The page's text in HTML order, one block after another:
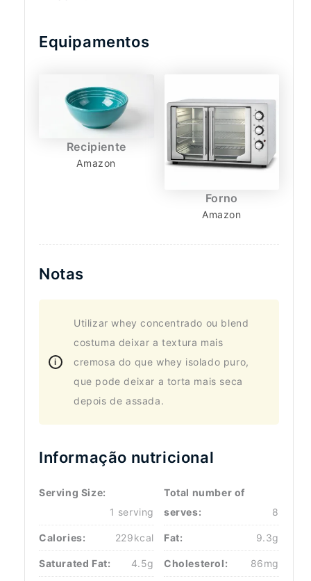
Equipamentos
Recipiente
Amazon
Forno
Amazon
Notas
Utilizar whey concentrado ou blend
costuma deixar a textura mais
cremosa do que whey isolado puro,
que pode deixar a torta mais seca
depois de assada.
Informação nutricional
Serving Size:
1 serving
Total number of
serves:
8
Calories: 229kcal Fat: 9.3g
Saturated Fat: 4.5g Cholesterol: 86mg